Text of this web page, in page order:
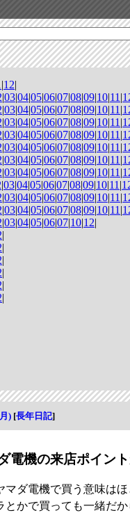
|12|
|03|04|05|06|07|08|09|10|11 |
|03|04|05|06|07|08|09|10|11 |
|03|04|05|06|07|08|09|10|11 |
|03|04|05|06|07|08|09|10|11 |
|03|04|05|06|07|08|09|10|11 |
|03|04|05|06|07|08|09|10|11 |
|03|04|05|06|07|08|09|10|11 |
|03|04|05|06|07|08|09|10|11 |
|03|04|05|06|07|08|09|10|11 |
|03|04|05|06|07|08|09|10|11 |
|03|04|05|06|07|10|12|
|
|
|
|
|
|
) [長年日記]
電機の来店ポイン
マダ電機で買う意味は
とかで買っても一緒だか